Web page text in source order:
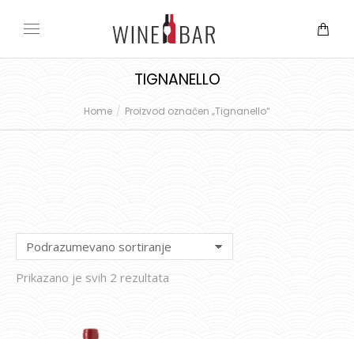
TIGNANELLO
You are here:Home Proizvod označen „Tignanello“
Prikazano je svih 2 rezultata